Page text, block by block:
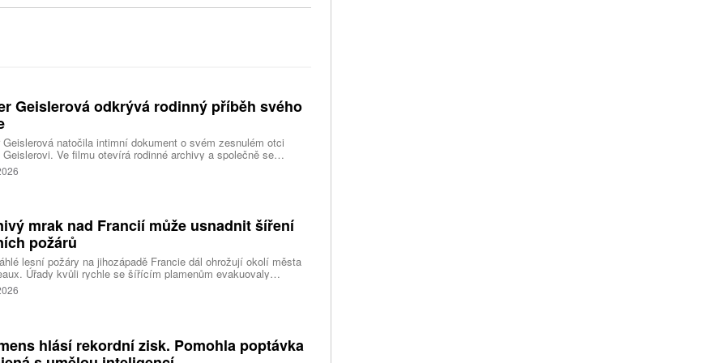
Geislerová odkrývá rodinný příběh svého
Geislerová natočila intimní dokument o svém zesnulém otci
Geislerovi. Ve filmu otevírá rodinné archivy a společně se
Aňou skládá portrét talentovaného muže, který měl v sobě
i temnější stránku.
mrak nad Francií může usnadnit šíření
požárů
lesní požáry na jihozápadě Francie dál ohrožují okolí města
Úřady kvůli rychle se šířícím plamenům evakuovaly
lidí a nevylučují ani další rozšiřování bezpečnostních
Hasiči zároveň čelí neobvyklému jevu, který podle nich
hlásí rekordní zisk. Pomohla poptávka